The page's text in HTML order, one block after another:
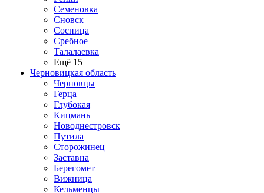
Семеновка
Сновск
Сосница
Сребное
Талалаевка
Ещё 15
Черновицкая область
Черновцы
Герца
Глубокая
Кицмань
Новоднестровск
Путила
Сторожинец
Заставна
Берегомет
Вижница
Кельменцы